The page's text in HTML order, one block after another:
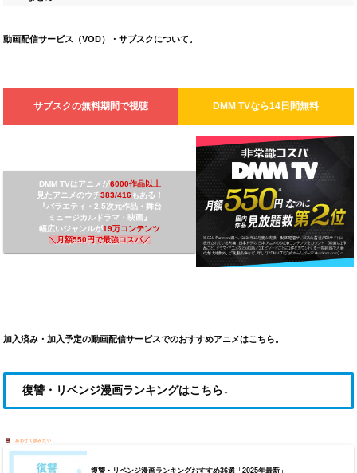
動画配信サービス（VOD）・サブスクについて。
サブスクの無料期間で視聴 DMM TVなら14日間無料
DMM TVはアニメが6000作品以上
見たアニメのウチ383/416もある！
『バラエティ・2.5次元作品・舞台
ミュージカルドラマ・映画』
幅広いジャンルが19万コンテンツ
＼ 月額550円で最強コスパ／
加入済み・加入予定の動画配信サービスでのおすすめアニメはこちら。
復讐・リベンジ漫画ランキングはこちら↓
復讐・リベンジ漫画ランキングおすすめ36選「2025年最新」